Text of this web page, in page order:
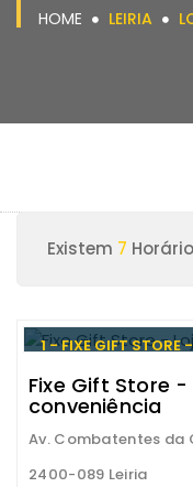
HOME LEIRIA
Existem 7
1 - FIXE GIFT STORE
Fixe Gift Store
conveniência
Av. Combatentes da
2400-089 Leiria